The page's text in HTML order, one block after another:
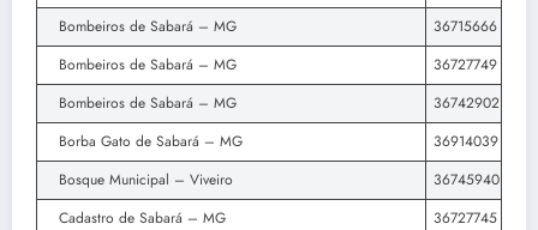
Bombeiros de Sabará – MG
36715666
Bombeiros de Sabará – MG
36727749
Bombeiros de Sabará – MG
36742902
Borba Gato de Sabará – MG
36914039
Bosque Municipal – Viveiro
36745940
Cadastro de Sabará – MG
36727745